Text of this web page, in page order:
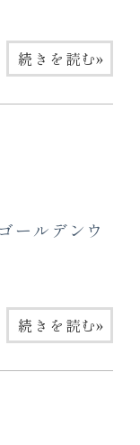
続きを読む»
ールデンウ
続きを読む»